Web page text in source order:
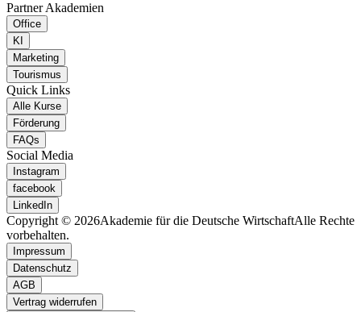
Partner Akademien
Office
KI
Marketing
Tourismus
Quick Links
Alle Kurse
Förderung
FAQs
Social Media
Instagram
facebook
LinkedIn
Copyright © 2026Akademie für die Deutsche WirtschaftAlle Rechte
vorbehalten.
Impressum
Datenschutz
AGB
Vertrag widerrufen